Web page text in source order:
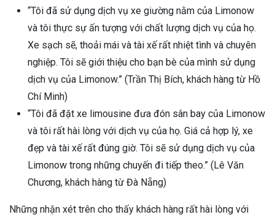
“Tôi đã sử dụng dịch vụ xe giường nằm của Limonow
và tôi thực sự ấn tượng với chất lượng dịch vụ của họ.
Xe sạch sẽ, thoải mái và tài xế rất nhiệt tình và chuyên
nghiệp. Tôi sẽ giới thiệu cho bạn bè của mình sử dụng
dịch vụ của Limonow.” (Trần Thị Bích, khách hàng từ Hồ
Chí Minh)
“Tôi đã đặt xe limousine đưa đón sân bay của Limonow
và tôi rất hài lòng với dịch vụ của họ. Giá cả hợp lý, xe
đẹp và tài xế rất đúng giờ. Tôi sẽ sử dụng dịch vụ của
Limonow trong những chuyến đi tiếp theo.” (Lê Văn
Chương, khách hàng từ Đà Nẵng)
Những nhận xét trên cho thấy khách hàng rất hài lòng với